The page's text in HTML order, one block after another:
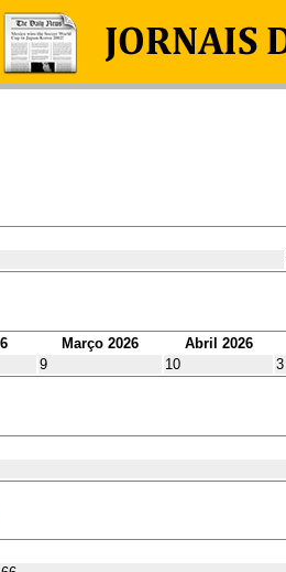
Março 2026 Abril 2026
9 10 3